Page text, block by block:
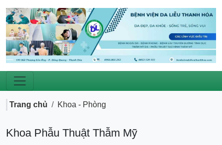
Trang chủ Khoa - Phòng
Khoa Phẫu Thuật Thẫm Mỹ